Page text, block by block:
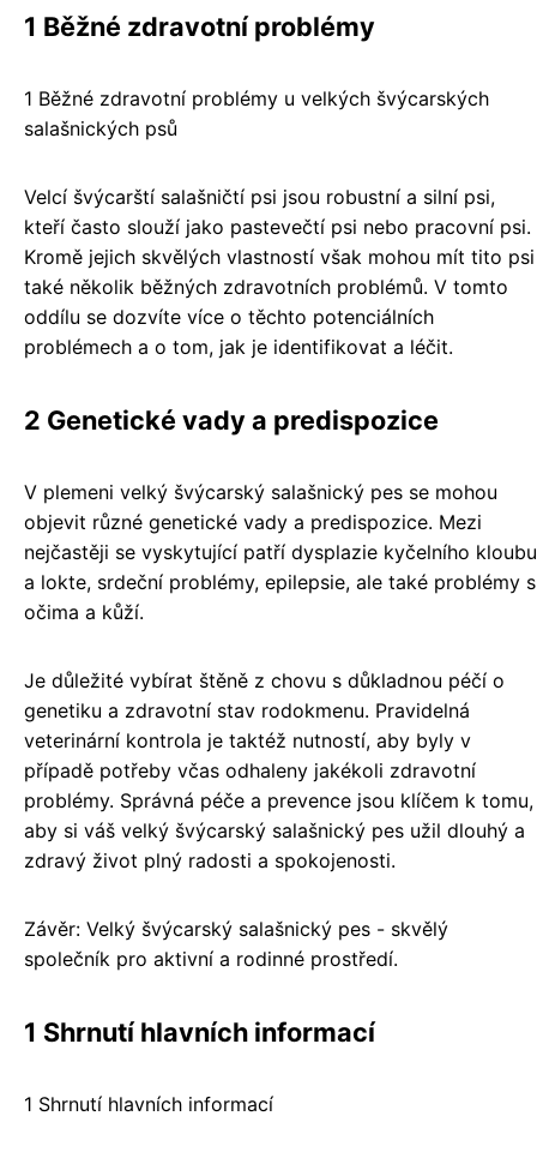
1 Běžné zdravotní problémy
1 Běžné zdravotní problémy u velkých švýcarských
salašnických psů
Velcí švýcarští salašničtí psi jsou robustní a silní psi,
kteří často slouží jako pastevečtí psi nebo pracovní psi.
Kromě jejich skvělých vlastností však mohou mít tito psi
také několik běžných zdravotních problémů. V tomto
oddílu se dozvíte více o těchto potenciálních
problémech a o tom, jak je identifikovat a léčit.
2 Genetické vady a predispozice
V plemeni velký švýcarský salašnický pes se mohou
objevit různé genetické vady a predispozice. Mezi
nejčastěji se vyskytující patří dysplazie kyčelního kloubu
a lokte, srdeční problémy, epilepsie, ale také problémy s
očima a kůží.
Je důležité vybírat štěně z chovu s důkladnou péčí o
genetiku a zdravotní stav rodokmenu. Pravidelná
veterinární kontrola je taktéž nutností, aby byly v
případě potřeby včas odhaleny jakékoli zdravotní
problémy. Správná péče a prevence jsou klíčem k tomu,
aby si váš velký švýcarský salašnický pes užil dlouhý a
zdravý život plný radosti a spokojenosti.
Závěr: Velký švýcarský salašnický pes - skvělý
společník pro aktivní a rodinné prostředí.
1 Shrnutí hlavních informací
1 Shrnutí hlavních informací